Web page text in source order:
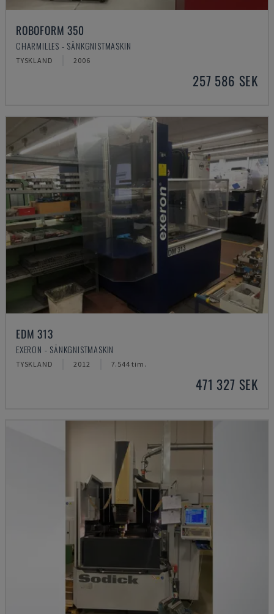
ROBOFORM 350
CHARMILLES - SÄNKGNISTMASKIN
TYSKLAND 2006
257 586 SEK
EDM 313
EXERON - SÄNKGNISTMASKIN
TYSKLAND 2012 7.544 tim.
471 327 SEK